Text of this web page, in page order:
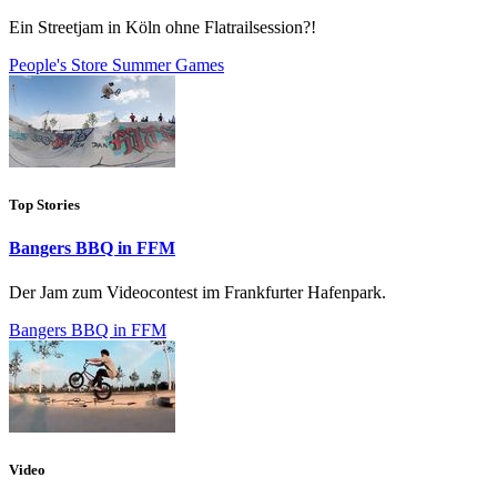
Ein Streetjam in Köln ohne Flatrailsession?!
People's Store Summer Games
Top Stories
Bangers BBQ in FFM
Der Jam zum Videocontest im Frankfurter Hafenpark.
Bangers BBQ in FFM
Video